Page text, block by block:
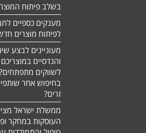
בשלב פיתוח
מענקים כספיים
לפיתוח מוצרים
מעוניינים לבצע
והנדסיים
לשווקים מתפתחים?
בחיפוש אחר
זרים?
ממשלת ישראל
העוסקות במחקר